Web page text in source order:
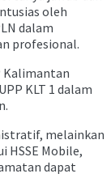
oleh
dalam
profesional.
Kalimantan
KLT 1 dalam
melainkan
HSSE Mobile,
dapat